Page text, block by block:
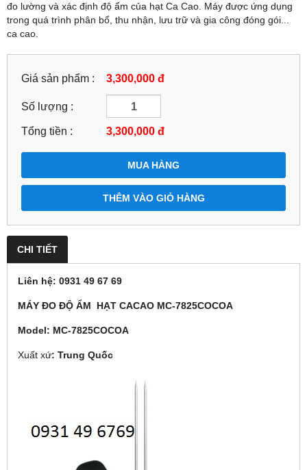
đo lường và xác định độ ẩm của hạt Ca Cao. Máy được ứng dụng
trong quá trình phân bổ, thu nhận, lưu trữ và gia công đóng gói...
ca cao.
Giá sản phẩm : 3,300,000 đ
Số lượng :
Tổng tiền : 3,300,000 đ
MUA HÀNG
THÊM VÀO GIỎ HÀNG
CHI TIẾT
Liên hệ: 0931 49 67 69
MÁY ĐO ĐỘ ẨM HẠT CACAO MC-7825COCOA
Model: MC-7825COCOA
Xuất xứ: Trung Quốc